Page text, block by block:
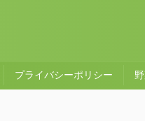
プライバシーポリシー